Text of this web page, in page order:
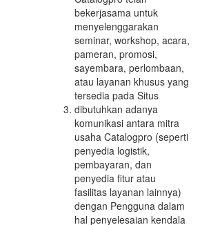
bekerjasama untuk
menyelenggarakan
seminar, workshop, acara,
pameran, promosi,
sayembara, perlombaan,
atau layanan khusus yang
tersedia pada Situs
dibutuhkan adanya
komunikasi antara mitra
usaha Catalogpro (seperti
penyedia logistik,
pembayaran, dan
penyedia fitur atau
fasilitas layanan lainnya)
dengan Pengguna dalam
hal penyelesaian kendala